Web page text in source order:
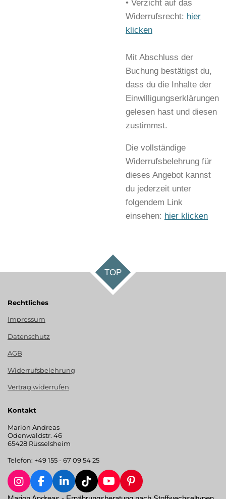
• Verzicht auf das
Widerrufsrecht: hier
klicken
Mit Abschluss der
Buchung bestätigst du,
dass du die Inhalte der
Einwilligungserklärungen
gelesen hast und diesen
zustimmst.
Die vollständige
Widerrufsbelehrung für
dieses Angebot kannst
du jederzeit unter
folgendem Link
einsehen: hier klicken
TOP
Rechtliches
Impressum
Datenschutz
AGB
Widerrufsbelehrung
Vertrag widerrufen
Kontakt
Marion Andreas
Odenwaldstr. 46
65428 Rüsselsheim
Telefon: +49 155 - 67 09 54 25
I
n
F
a
L
i
T
i
Y
o
P
i